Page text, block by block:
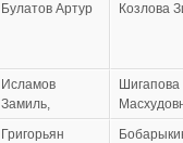
Булатов Артур Козлова
Исламов
Замиль,
Шигапова
Григорьян